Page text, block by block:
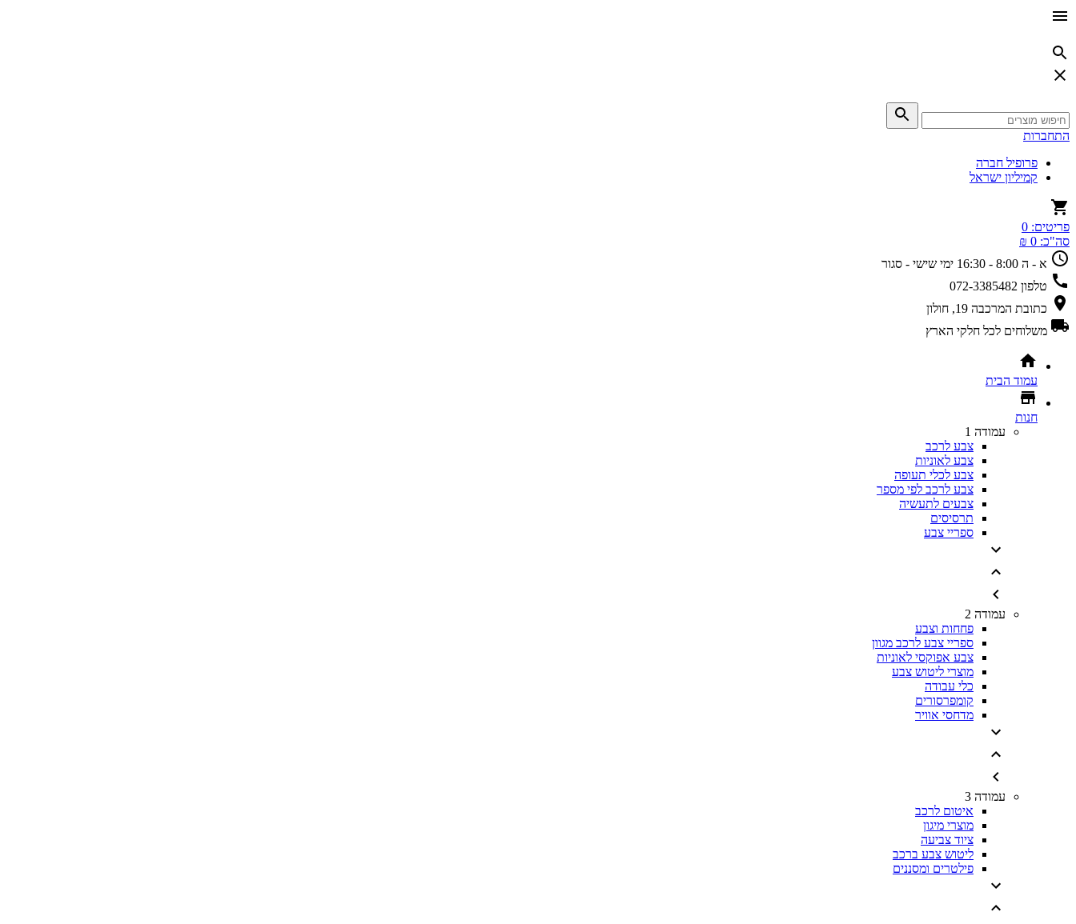
התחברות
פרופיל חברה
קמיליון ישראל
פריטים: 0
סה"כ: 0 ₪
א - ה 8:00 - 16:30
ימי שישי - סגור
טלפון 072-3385482
כתובת המרכבה 19, חולון
משלוחים לכל חלקי הארץ
עמוד הבית
חנות
עמודה 1
צבע לרכב
צבע לאוניות
צבע לכלי תעופה
צבע לרכב לפי מספר
צבעים לתעשיה
תרסיסים
ספריי צבע
עמודה 2
פחחות וצבע
ספריי צבע לרכב מגוון
צבע אפוקסי לאוניות
מוצרי ליטוש צבע
כלי עבודה
קומפרסורים
מדחסי אוויר
עמודה 3
איטום לרכב
מוצרי מיגון
ציוד צביעה
ליטוש צבע ברכב
פילטרים ומסננים